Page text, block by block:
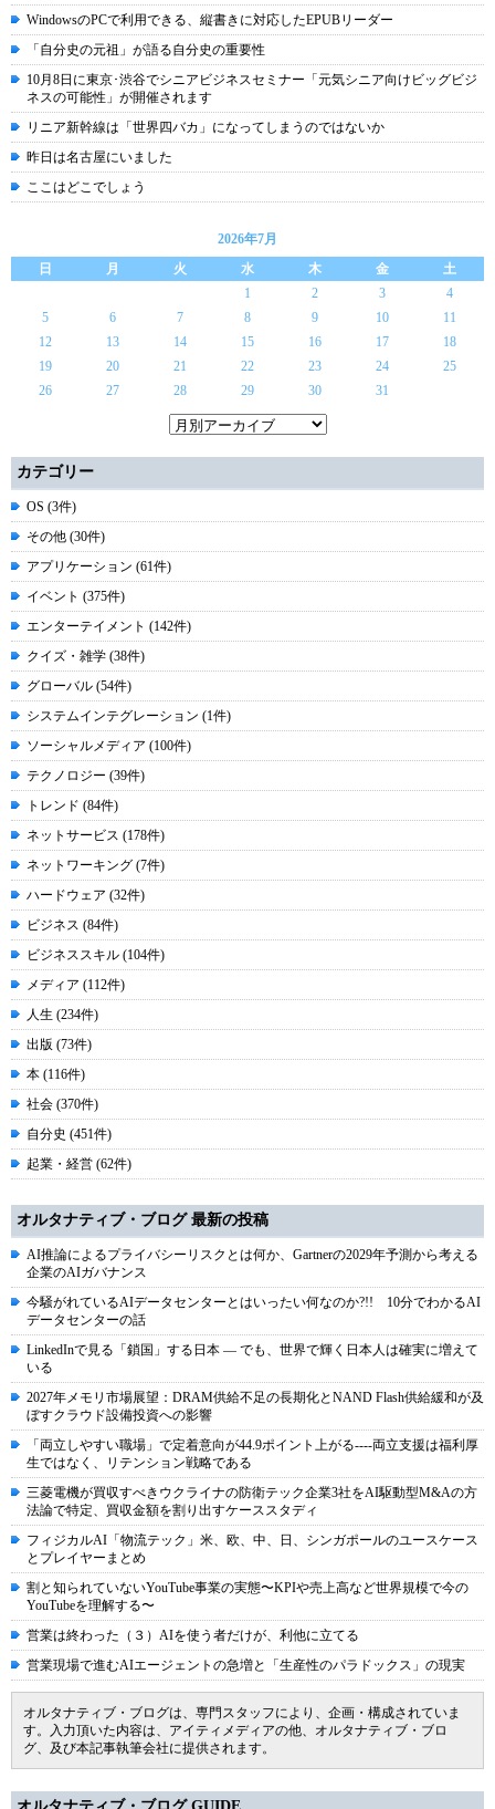
WindowsのPCで利用できる、縦書きに対応したEPUBリーダー
「自分史の元祖」が語る自分史の重要性
10月8日に東京･渋谷でシニアビジネスセミナー「元気シニア向けビッグビジ
ネスの可能性」が開催されます
リニア新幹線は「世界四バカ」になってしまうのではないか
昨日は名古屋にいました
ここはどこでしょう
2026年7月
日
月 火 水 木 金
土
1
2 3
4
5
6 7 8 9 10
11
12
13 14 15 16 17
18
19
20 21 22 23 24
25
26
27 28 29 30 31
カテゴリー
OS (3件)
その他 (30件)
アプリケーション (61件)
イベント (375件)
エンターテイメント (142件)
クイズ・雑学 (38件)
グローバル (54件)
システムインテグレーション (1件)
ソーシャルメディア (100件)
テクノロジー (39件)
トレンド (84件)
ネットサービス (178件)
ネットワーキング (7件)
ハードウェア (32件)
ビジネス (84件)
ビジネススキル (104件)
メディア (112件)
人生 (234件)
出版 (73件)
本 (116件)
社会 (370件)
自分史 (451件)
起業・経営 (62件)
オルタナティブ・ブログ 最新の投稿
AI推論によるプライバシーリスクとは何か、Gartnerの2029年予測から考える
企業のAIガバナンス
今騒がれているAIデータセンターとはいったい何なのか?!! 10分でわかるAI
データセンターの話
LinkedInで見る「鎖国」する日本 ― でも、世界で輝く日本人は確実に増えて
いる
2027年メモリ市場展望：DRAM供給不足の長期化とNAND Flash供給緩和が及
ぼすクラウド設備投資への影響
「両立しやすい職場」で定着意向が44.9ポイント上がる----両立支援は福利厚
生ではなく、リテンション戦略である
三菱電機が買収すべきウクライナの防衛テック企業3社をAI駆動型M&Aの方
法論で特定、買収金額を割り出すケーススタディ
フィジカルAI「物流テック」米、欧、中、日、シンガポールのユースケース
とプレイヤーまとめ
割と知られていないYouTube事業の実態〜KPIや売上高など世界規模で今の
YouTubeを理解する〜
営業は終わった（３）AIを使う者だけが、利他に立てる
営業現場で進むAIエージェントの急増と「生産性のパラドックス」の現実
オルタナティブ・ブログは、専門スタッフにより、企画・構成されていま
す。入力頂いた内容は、アイティメディアの他、オルタナティブ・ブロ
グ、及び本記事執筆会社に提供されます。